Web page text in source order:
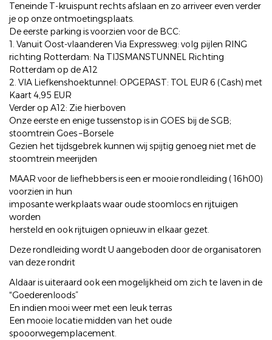
Teneinde T-kruispunt rechts afslaan en zo arriveer even verder
je op onze ontmoetingsplaats.
De eerste parking is voorzien voor de BCC:
1. Vanuit Oost-vlaanderen Via Expressweg: volg pijlen RING
richting Rotterdam: Na TIJSMANSTUNNEL Richting
Rotterdam op de A12
2. VIA Liefkenshoektunnel: OPGEPAST: TOL EUR 6 (Cash) met
Kaart 4,95 EUR
Verder op A12: Zie hierboven
Onze eerste en enige tussenstop is in GOES bij de SGB;
stoomtrein Goes –Borsele
Gezien het tijdsgebrek kunnen wij spijtig genoeg niet met de
stoomtrein meerijden
MAAR voor de liefhebbers is een er mooie rondleiding ( 16h00)
voorzien in hun
imposante werkplaats waar oude stoomlocs en rijtuigen
worden
hersteld en ook rijtuigen opnieuw in elkaar gezet.
Deze rondleiding wordt U aangeboden door de organisatoren
van deze rondrit
Aldaar is uiteraard ook een mogelijkheid om zich te laven in de
“Goederenloods”
En indien mooi weer met een leuk terras
Een mooie locatie midden van het oude
spooorwegemplacement.